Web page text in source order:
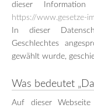
dieser
https://www.gesetze-
In dieser
Geschlechtes
gewählt wurde,
Was bedeutet
Auf dieser Webseite